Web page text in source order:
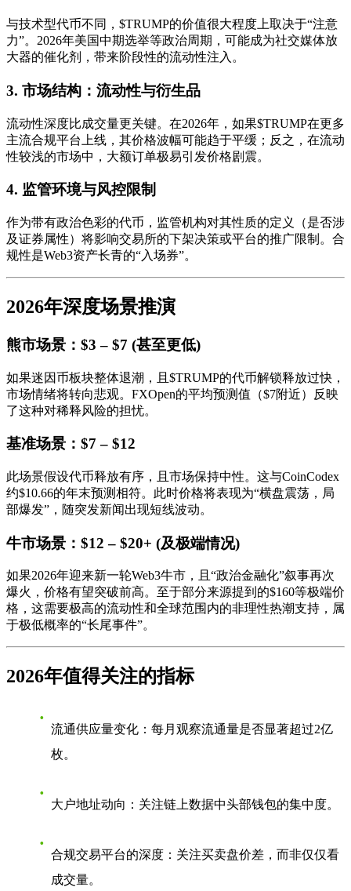
与技术型代币不同，$TRUMP的价值很大程度上取决于“注意
力”。2026年美国中期选举等政治周期，可能成为社交媒体放
大器的催化剂，带来阶段性的流动性注入。
3. 市场结构：流动性与衍生品
流动性深度比成交量更关键。在2026年，如果$TRUMP在更多
主流合规平台上线，其价格波幅可能趋于平缓；反之，在流动
性较浅的市场中，大额订单极易引发价格剧震。
4. 监管环境与风控限制
作为带有政治色彩的代币，监管机构对其性质的定义（是否涉
及证券属性）将影响交易所的下架决策或平台的推广限制。合
规性是Web3资产长青的“入场券”。
2026年深度场景推演
熊市场景：$3 – $7 (甚至更低)
如果迷因币板块整体退潮，且$TRUMP的代币解锁释放过快，
市场情绪将转向悲观。FXOpen的平均预测值（$7附近）反映
了这种对稀释风险的担忧。
基准场景：$7 – $12
此场景假设代币释放有序，且市场保持中性。这与CoinCodex
约$10.66的年末预测相符。此时价格将表现为“横盘震荡，局
部爆发”，随突发新闻出现短线波动。
牛市场景：$12 – $20+ (及极端情况)
如果2026年迎来新一轮Web3牛市，且“政治金融化”叙事再次
爆火，价格有望突破前高。至于部分来源提到的$160等极端价
格，这需要极高的流动性和全球范围内的非理性热潮支持，属
于极低概率的“长尾事件”。
2026年值得关注的指标
流通供应量变化 ：每月观察流通量是否显著超过2亿
枚。
大户地址动向 ：关注链上数据中头部钱包的集中度。
合规交易平台的深度 ：关注买卖盘价差，而非仅仅看
成交量。